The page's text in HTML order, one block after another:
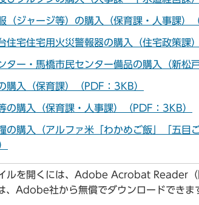
（ジャージ等）の購入（保育課・人事課）
住宅住宅用火災警報器の購入（住宅政策課
ター・馬橋市民センター備品の購入（新松
購入（保育課）（PDF：3KB）
の購入（保育課・人事課）（PDF：3KB）
の購入（アルファ米「わかめご飯」「五目
ルを開くには、Adobe Acrobat Reader
、Adobe社から無償でダウンロードできま